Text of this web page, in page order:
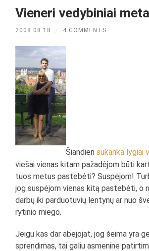
Vieneri vedybiniai
2008.08.18 / 4 COMMENTS
Šiandiensukanka lygiai
viešai vienas kitam pažadėjom būti
tuos metus pastebėti? Suspėjom!
jog suspėjom vienas kitą pastebėti, o
darbų iki parduotuvių lentynų ar nuo
rytinio miego.
Jeigu kas dar abejojat, jog šeima yra
sprendimas, tai galiu asmenine